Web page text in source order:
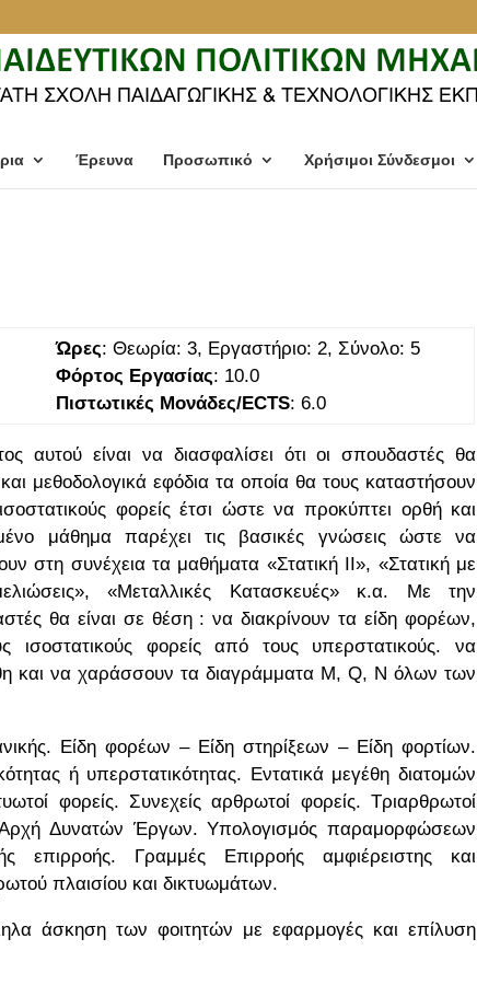
Έρευνα Προσωπικό Χρήσιμοι Σύνδεσμοι
Ώρες: Θεωρία: 3, Εργαστήριο: 2, Σύνολο: 5
Φόρτος Εργασίας: 10.0
Πιστωτικές Μονάδες/ECTS: 6.0
αυτού είναι να διασφαλίσει ότι οι σπουδαστές θα
μεθοδολογικά εφόδια τα οποία θα τους καταστήσουν
φορείς έτσι ώστε να προκύπτει ορθή και
μάθημα παρέχει τις βασικές γνώσεις ώστε να
στη συνέχεια τα μαθήματα «Στατική ΙΙ», «Στατική με
«Μεταλλικές Κατασκευές» κ.α. Με την
θα είναι σε θέση : να διακρίνουν τα είδη φορέων,
ισοστατικούς φορείς από τους υπερστατικούς. να
και να χαράσσουν τα διαγράμματα Μ, Q, N όλων των
Είδη φορέων – Είδη στηρίξεων – Είδη φορτίων.
ή υπερστατικότητας. Εντατικά μεγέθη διατομών
φορείς. Συνεχείς αρθρωτοί φορείς. Τριαρθρωτοί
Αρχή Δυνατών Έργων. Υπολογισμός παραμορφώσεων
επιρροής. Γραμμές Επιρροής αμφιέρειστης και
πλαισίου και δικτυωμάτων.
άσκηση των φοιτητών με εφαρμογές και επίλυση